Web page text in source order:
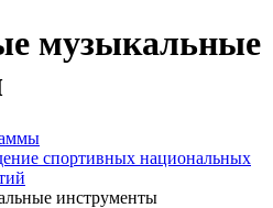
музыкальные
спортивных национальных
инструменты